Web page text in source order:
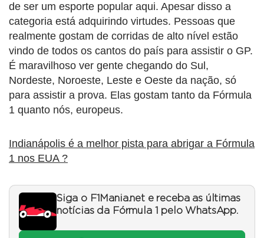
de ser um esporte popular aqui. Apesar disso a
categoria está adquirindo virtudes. Pessoas que
realmente gostam de corridas de alto nível estão
vindo de todos os cantos do país para assistir o GP.
É maravilhoso ver gente chegando do Sul,
Nordeste, Noroeste, Leste e Oeste da nação, só
para assistir a prova. Elas gostam tanto da Fórmula
1 quanto nós, europeus.
Indianápolis é a melhor pista para abrigar a Fórmula
1 nos EUA ?
Siga o F1Mania.net e receba as últimas
notícias da Fórmula 1 pelo WhatsApp.